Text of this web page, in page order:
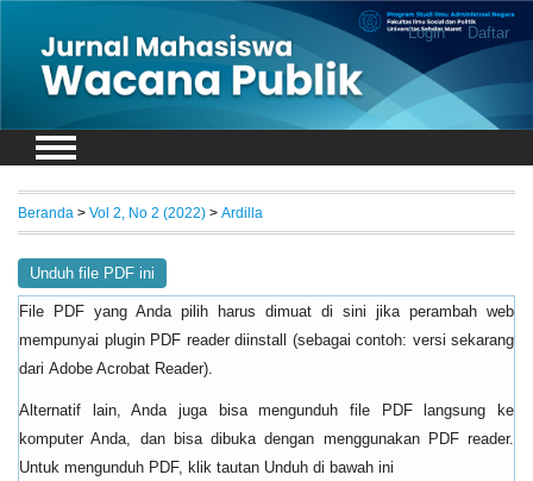
Login Daftar
Beranda > Vol 2, No 2 (2022) > Ardilla
Unduh file PDF ini
File PDF yang Anda pilih harus dimuat di sini jika perambah web
mempunyai plugin PDF reader diinstall (sebagai contoh: versi sekarang
dari Adobe Acrobat Reader).
Alternatif lain, Anda juga bisa mengunduh file PDF langsung ke
komputer Anda, dan bisa dibuka dengan menggunakan PDF reader.
Untuk mengunduh PDF, klik tautan Unduh di bawah ini